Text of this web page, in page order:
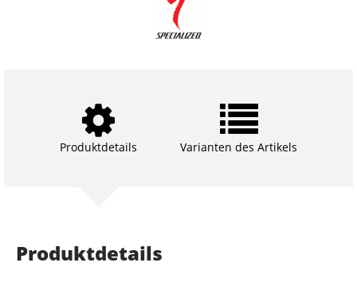
Produktdetails Varianten des Artikels
Produktdetails